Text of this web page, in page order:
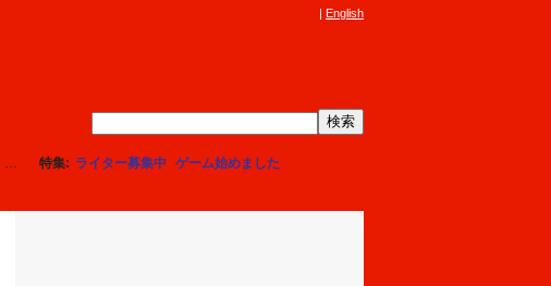
English
特集 ライター募集中 ゲーム始めました